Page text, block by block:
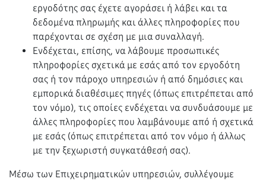
εργοδότης σας έχετε αγοράσει ή λάβει και τα
δεδομένα πληρωμής και άλλες πληροφορίες που
παρέχονται σε σχέση με μια συναλλαγή.
Ενδέχεται, επίσης, να λάβουμε προσωπικές
πληροφορίες σχετικά με εσάς από τον εργοδότη
σας ή τον πάροχο υπηρεσιών ή από δημόσιες και
εμπορικά διαθέσιμες πηγές (όπως επιτρέπεται από
τον νόμο), τις οποίες ενδέχεται να συνδυάσουμε με
άλλες πληροφορίες που λαμβάνουμε από ή σχετικά
με εσάς (όπως επιτρέπεται από τον νόμο ή άλλως
με την ξεχωριστή συγκατάθεσή σας).
Μέσω των Επιχειρηματικών υπηρεσιών, συλλέγουμε